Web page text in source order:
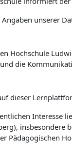
unserer
Hochschule
die
dieser
Interesse
Pädagogischen